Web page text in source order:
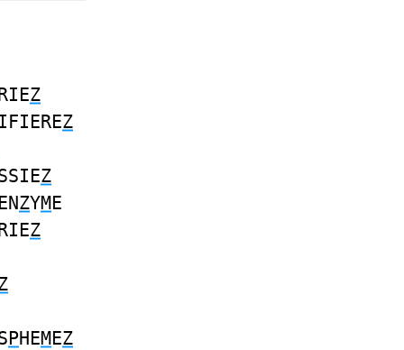
Z
Z
Z
ZYME
Z
PHEMEZ